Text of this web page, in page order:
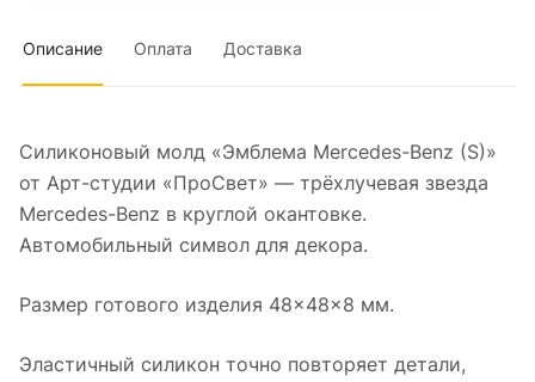
Описание Оплата Доставка
Силиконовый молд «Эмблема Mercedes-Benz (S)»
от Арт-студии «ПроСвет» — трёхлучевая звезда
Mercedes-Benz в круглой окантовке.
Автомобильный символ для декора.
Размер готового изделия 48×48×8 мм.
Эластичный силикон точно повторяет детали,